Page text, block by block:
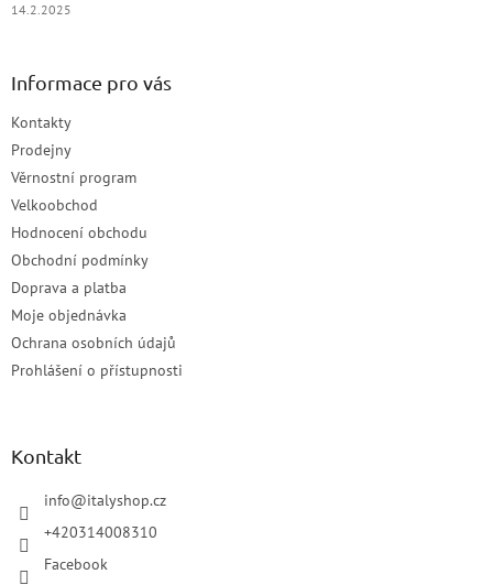
14.2.2025
Informace pro vás
Kontakty
Prodejny
Věrnostní program
Velkoobchod
Hodnocení obchodu
Obchodní podmínky
Doprava a platba
Moje objednávka
Ochrana osobních údajů
Prohlášení o přístupnosti
Kontakt
info@italyshop.cz
+420314008310
Facebook